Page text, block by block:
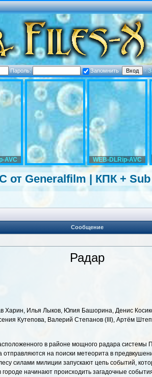
Пароль: Запомнить ·
AVC WEB-DLRip-AVC
C от Generalfilm | КПК +
Сообщение
Радар
Харин, Илья Лыков, Юлия Башорина, Денис
Кутепова, Валерий Степанов (III), Артём
в районе мощного радара системы
на поиски метеорита в
силами милиции запускают цепь событий,
начинают происходить загадочные